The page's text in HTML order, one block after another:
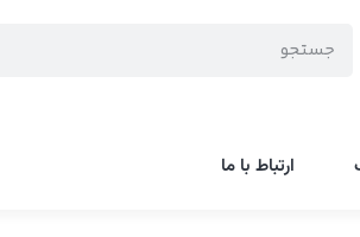
ارتباط با ما